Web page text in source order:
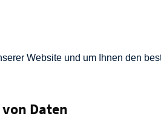
Website und um Ihnen den
Daten